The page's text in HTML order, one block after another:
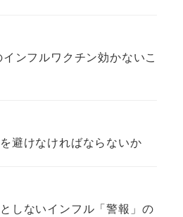
ンフルワクチン効かないこ
避けなければならないか
しないインフル「警報」の